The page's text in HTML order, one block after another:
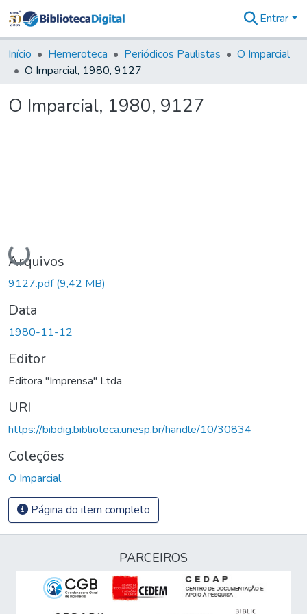
&
Coleções
Tudo na
Digital
Entrar
Início Hemeroteca Periódicos Paulistas
O Imparcial
O Imparcial, 1980, 9127
O Imparcial, 1980, 9127
Carregando...
Arquivos
9127.pdf(9,42 MB)
Data
1980-11-12
Editor
Editora "Imprensa" Ltda
URI
https://bibdig.biblioteca.unesp.br/handle/10/30834
Coleções
O Imparcial
Página do item completo
PARCEIROS